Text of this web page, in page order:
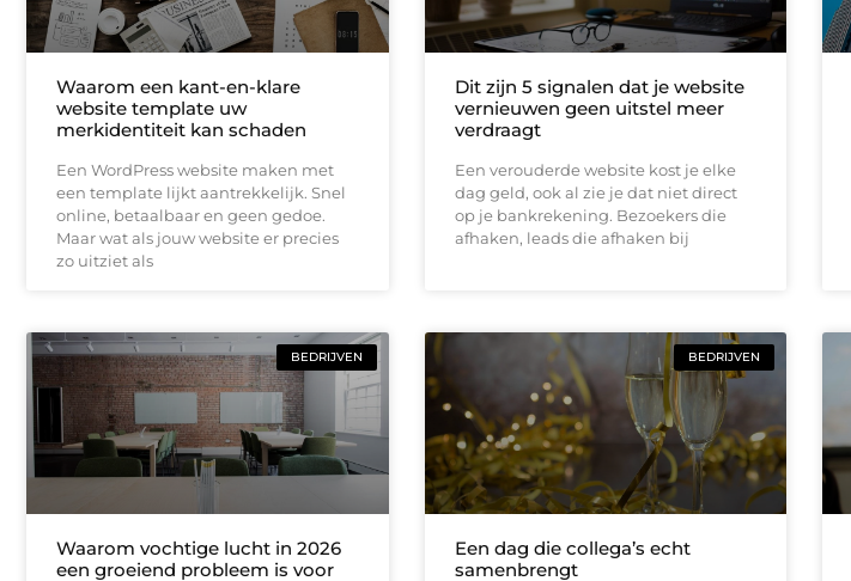
Waarom een kant-en-klare
website template uw
merkidentiteit kan schaden
Een WordPress website maken met
een template lijkt aantrekkelijk. Snel
online, betaalbaar en geen gedoe.
Maar wat als jouw website er precies
zo uitziet als
Dit zijn 5 signalen dat je website
vernieuwen geen uitstel meer
verdraagt
Een verouderde website kost je elke
dag geld, ook al zie je dat niet direct
op je bankrekening. Bezoekers die
afhaken, leads die afhaken bij
BEDRIJVEN
Waarom vochtige lucht in 2026
een groeiend probleem is voor
BEDRIJVEN
Een dag die collega’s echt
samenbrengt